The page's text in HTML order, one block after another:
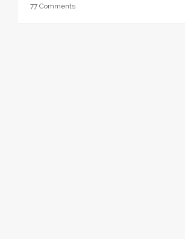
77 Comments